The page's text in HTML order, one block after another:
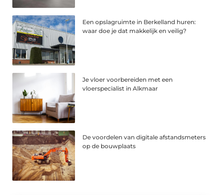
Een opslagruimte in Berkelland huren:
waar doe je dat makkelijk en veilig?
Je vloer voorbereiden met een
vloerspecialist in Alkmaar
De voordelen van digitale afstandsmeters
op de bouwplaats